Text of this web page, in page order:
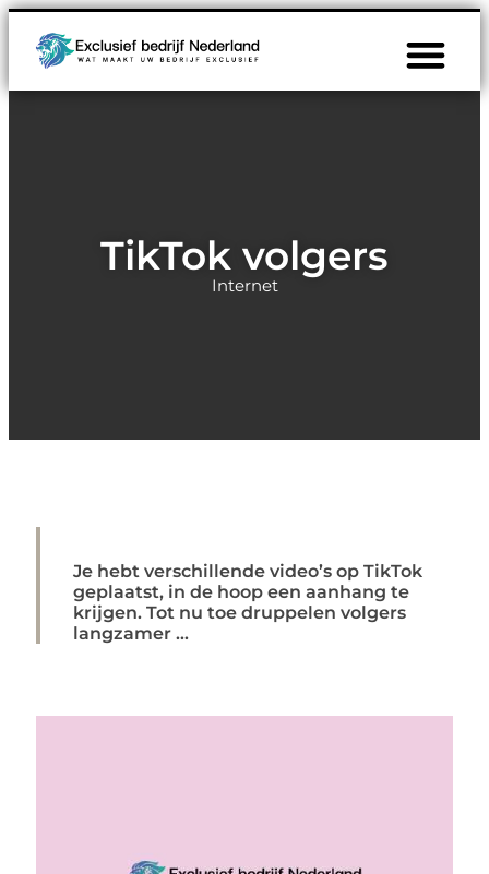
TikTok volgers
Internet
Je hebt verschillende video’s op TikTok
geplaatst, in de hoop een aanhang te
krijgen. Tot nu toe druppelen volgers
langzamer ...